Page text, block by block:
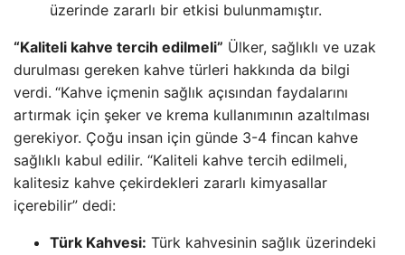
üzerinde zararlı bir etkisi bulunmamıştır.
“Kaliteli kahve tercih edilmeli” Ülker, sağlıklı ve uzak
durulması gereken kahve türleri hakkında da bilgi
verdi. “Kahve içmenin sağlık açısından faydalarını
artırmak için şeker ve krema kullanımının azaltılması
gerekiyor. Çoğu insan için günde 3-4 fincan kahve
sağlıklı kabul edilir. “Kaliteli kahve tercih edilmeli,
kalitesiz kahve çekirdekleri zararlı kimyasallar
içerebilir” dedi:
Türk Kahvesi: Türk kahvesinin sağlık üzerindeki